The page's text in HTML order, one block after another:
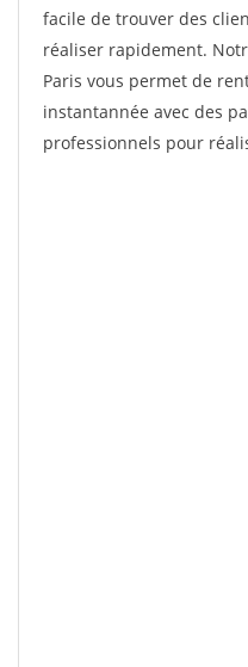
facile de trouver des
réaliser rapidement.
Paris vous permet de
instantannée avec des
professionnels pour